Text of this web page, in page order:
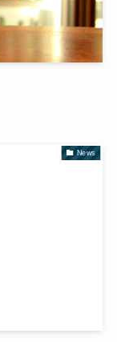
News